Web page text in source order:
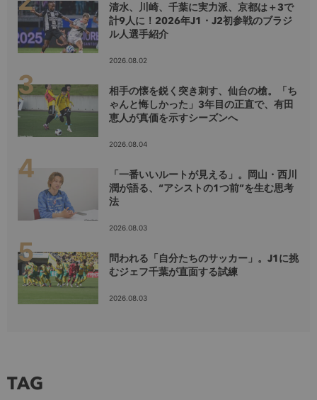
清水、川崎、千葉に実力派、京都は＋3で
計9人に！2026年J1・J2初参戦のブラジ
ル人選手紹介
2026.08.02
相手の懐を鋭く突き刺す、仙台の槍。「ち
ゃんと悔しかった」3年目の正直で、有田
恵人が真価を示すシーズンへ
2026.08.04
「一番いいルートが見える」。岡山・西川
潤が語る、“アシストの1つ前”を生む思考
法
2026.08.03
問われる「自分たちのサッカー」。J1に挑
むジェフ千葉が直面する試練
2026.08.03
TAG